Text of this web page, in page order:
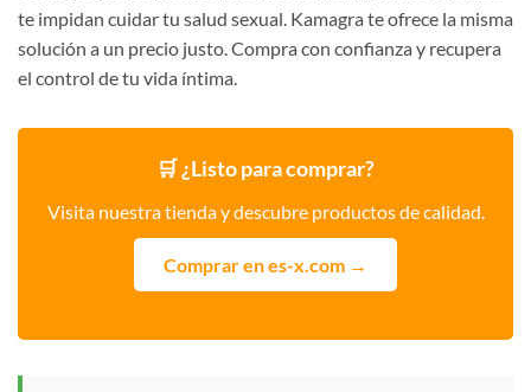
te impidan cuidar tu salud sexual. Kamagra te ofrece la misma
solución a un precio justo. Compra con confianza y recupera
el control de tu vida íntima.
🛒 ¿Listo para comprar?
Visita nuestra tienda y descubre productos de calidad.
Comprar en es-x.com →